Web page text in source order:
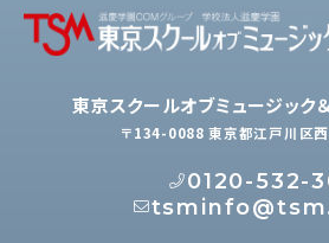
東京スクールオブミュージック
〒134-0088 東京都江戸川区
0120-532-